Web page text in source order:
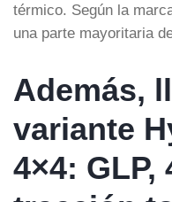
térmico. Según la
una parte mayoritaria
Además,
variante
4×4: GLP,